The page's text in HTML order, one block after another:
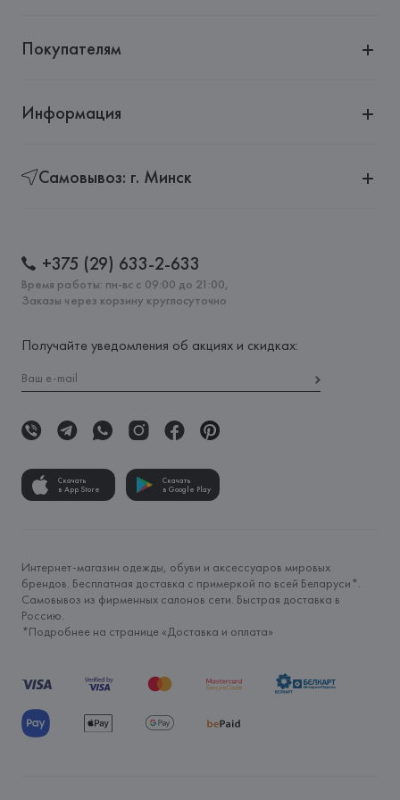
Покупателям
Информация
Самовывоз: г. Минск
+375 (29) 633-2-633
Время работы: пн-вс с 09:00 до 21:00,
Заказы через корзину круглосуточно
Получайте уведомления об акциях и скидках:
Скачать
в App Store
Скачать
в Google Play
Интернет-магазин одежды, обуви и аксессуаров мировых
брендов. Бесплатная доставка с примеркой по всей Беларуси*.
Самовывоз из фирменных салонов сети. Быстрая доставка в
Россию.
*Подробнее на странице «Доставка и оплата»